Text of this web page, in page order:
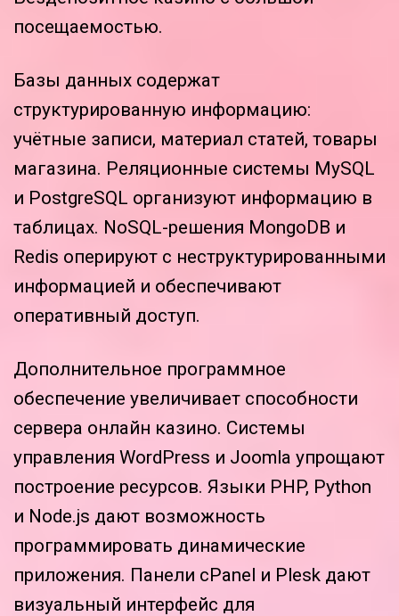
посещаемостью.
Базы данных содержат
структурированную информацию:
учётные записи, материал статей, товары
магазина. Реляционные системы MySQL
и PostgreSQL организуют информацию в
таблицах. NoSQL-решения MongoDB и
Redis оперируют с неструктурированными
информацией и обеспечивают
оперативный доступ.
Дополнительное программное
обеспечение увеличивает способности
сервера онлайн казино. Системы
управления WordPress и Joomla упрощают
построение ресурсов. Языки PHP, Python
и Node.js дают возможность
программировать динамические
приложения. Панели cPanel и Plesk дают
визуальный интерфейс для